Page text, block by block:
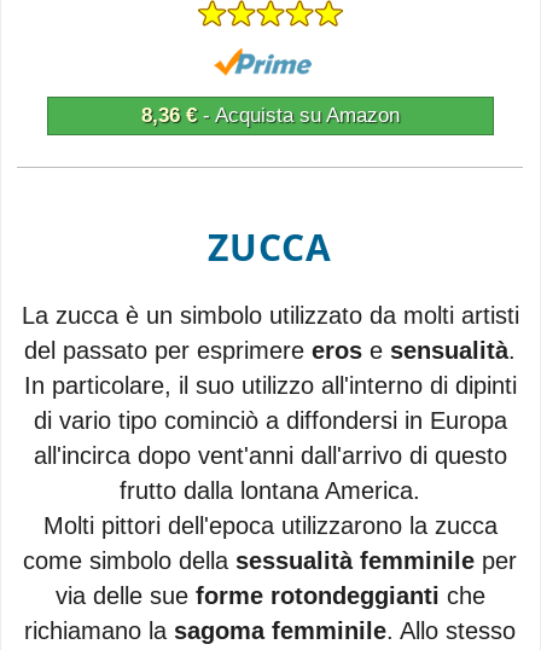
8,36 €- Acquista su Amazon
ZUCCA
La zucca è un simbolo utilizzato da molti artisti
del passato per esprimereeros e sensualità.
In particolare, il suo utilizzo all'interno di dipinti
di vario tipo cominciò a diffondersi in Europa
all'incirca dopo vent'anni dall'arrivo di questo
frutto dalla lontana America.
Molti pittori dell'epoca utilizzarono la zucca
come simbolo della sessualità femminile per
via delle sue forme rotondeggianti che
richiamano la sagoma femminile. Allo stesso